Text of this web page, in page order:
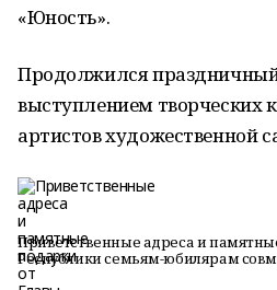
«Юность».
Продолжился
выступлением творческих
артистов художественной
Приветственные адреса и
Республики семьям-юбилярам